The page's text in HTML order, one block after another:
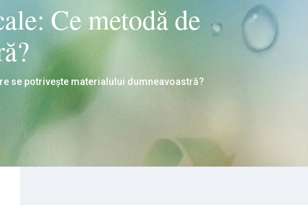
Ce metodă de
se potrivește materialului dumneavoastră?